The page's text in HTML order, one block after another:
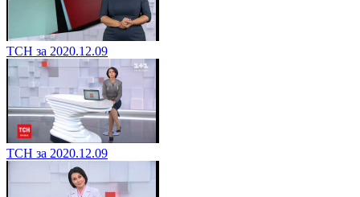
ТСН за 2020.12.09
ТСН за 2020.12.09